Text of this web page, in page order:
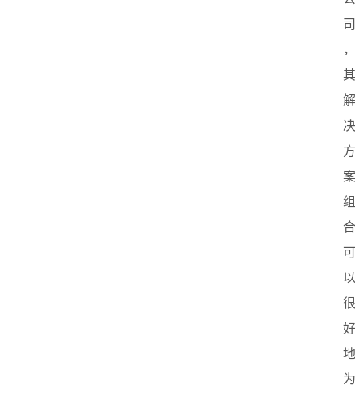
司
，
其
解
决
方
案
组
合
可
以
很
好
地
为